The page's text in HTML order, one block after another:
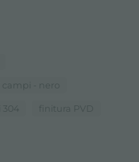
- nero
finitura PVD